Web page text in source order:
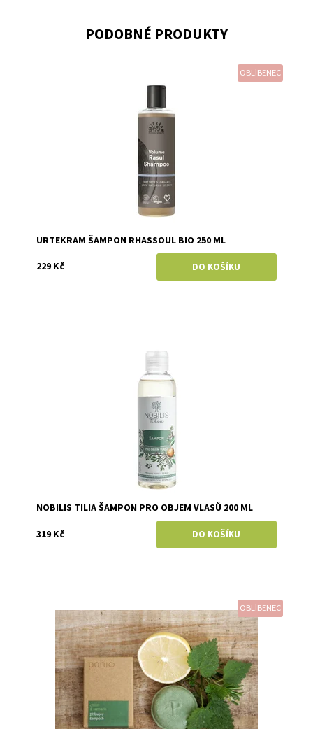
PODOBNÉ PRODUKTY
OBLÍBENEC
URTEKRAM ŠAMPON RHASSOUL BIO 250 ML
229 Kč
Nobilis Tilia
NOBILIS TILIA ŠAMPON PRO OBJEM VLASŮ 200 ML
319 Kč
OBLÍBENEC
Dostupnost:
Skladem
Značka:
Ponio